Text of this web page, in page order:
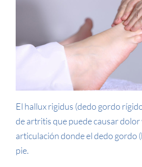
El hallux rigidus (dedo gordo
de artritis que puede causar dolor
articulación donde el dedo gordo
pie.